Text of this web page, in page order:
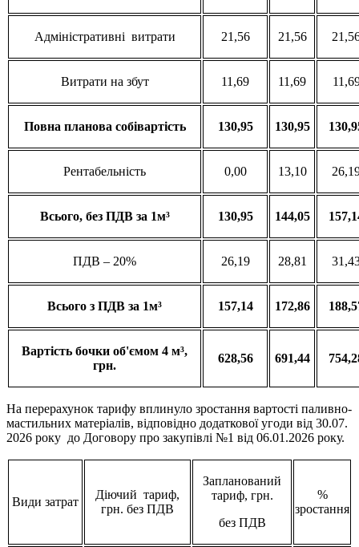
Адміністративні витрати 21,56 21,56
Витрати на збут 11,69 11,69
Повна планова собівартість 130,95 130,95
Рентабельність 0,00 13,10
Всього, без ПДВ за 1м³ 130,95 144,05
ПДВ – 20% 26,19 28,81
Всього з ПДВ за 1м³ 157,14 172,86
Вартість бочки об'ємом 4 м³,
грн.
628,56 691,44
На перерахунок тарифу вплинуло зростання вартості паливно-
мастильних матеріалів, відповідно додаткової угоди від 30.07.
2026 року до Договору про закупівлі №1 від 06.01.2026 року.
Види затрат
Діючий тариф,
грн. без ПДВ
Запланований
тариф, грн.
без ПДВ
%
зростання